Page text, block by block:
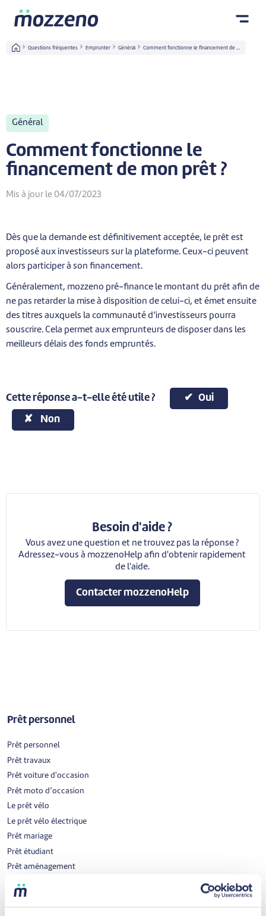
Questions fréquentes Emprunter Général Comment fonctionne le financement de ...
Général
Comment fonctionne le
financement de mon prêt ?
Mis à jour le 04/07/2023
Dès que la demande est définitivement acceptée, le prêt est
proposé aux investisseurs sur la plateforme. Ceux-ci peuvent
alors participer à son financement.
Généralement, mozzeno pré-finance le montant du prêt afin de
ne pas retarder la mise à disposition de celui-ci, et émet ensuite
des titres auxquels la communauté d’investisseurs pourra
souscrire. Cela permet aux emprunteurs de disposer dans les
meilleurs délais des fonds empruntés.
Cette réponse a-t-elle été utile ? Oui
Non
Besoin d'aide ?
Vous avez une question et ne trouvez pas la réponse ?
Adressez-vous à mozzenoHelp afin d'obtenir rapidement
de l'aide.
Contacter mozzenoHelp
Prêt personnel
Prêt personnel
Prêt travaux
Prêt voiture d'occasion
Prêt moto d’occasion
Le prêt vélo
Le prêt vélo électrique
Prêt mariage
Prêt étudiant
Prêt aménagement
Regroupement de crédits
Résilier votre ouverture ou carte de crédit